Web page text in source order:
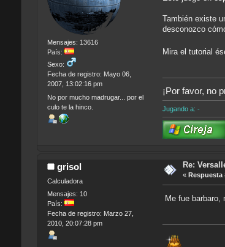
Mensajes: 13616
País:
Sexo:
Fecha de registro: Mayo 06,
2007, 13:02:16 pm
No por mucho madrugar... por el
culo te la hinco.
También existe
desconozco
Mira el tutorial
¡Por favor, no
Jugando a: -
grisol
Calculadora
Mensajes: 10
País:
Fecha de registro: Marzo 27,
2010, 20:07:28 pm
Re:
« Respuesta
Me fue